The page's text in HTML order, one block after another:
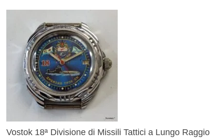
Vostok 18ª Divisione di Missili Tattici a Lungo Raggio